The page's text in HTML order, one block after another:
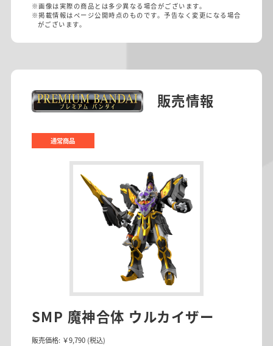
※画像は実際の商品とは多少異なる場合がございます。
※掲載情報はページ公開時点のものです。予告なく変更になる場合
がございます。
販売情報
通常商品
SMP 魔神合体 ウルカイザー
販売価格: ￥9,790 (税込)